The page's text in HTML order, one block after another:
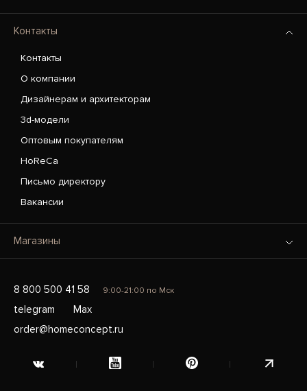
Контакты
Контакты
О компании
Дизайнерам и архитекторам
3d-модели
Оптовым покупателям
HoReCa
Письмо директору
Вакансии
Магазины
8 800 500 41 58 9:00-21:00 по Мск
telegram
Max
order@homeconcept.ru